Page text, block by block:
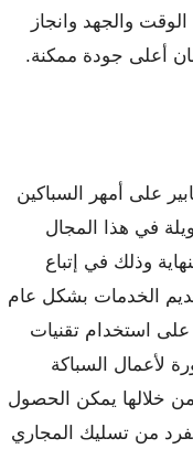
والجهد وانجاز
أعلى جودة ممكنة.
على أمهر السباكين
في هذا المجال
وذلك في إتباع
الخدمات بشكل عام
على استخدام تقنيات
لأعمال السباكة
من خلالها يمكن الحصول
من تسليك المجاري